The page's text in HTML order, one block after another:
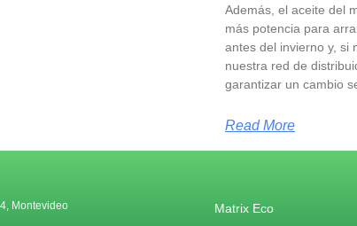
Además, el aceite del
más potencia para
antes del invierno y, si
nuestra red de
garantizar un cambio
Read More
Montevideo
Matrix Eco